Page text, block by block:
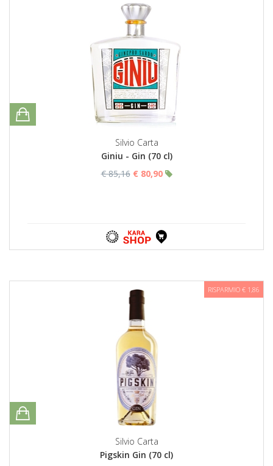
Silvio Carta
Giniu - Gin (70 cl)
€ 85,16 € 80,90
RISPARMIO € 1,86
Silvio Carta
Pigskin Gin (70 cl)